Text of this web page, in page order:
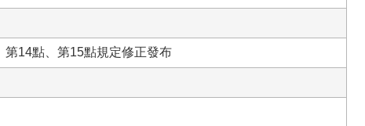
第14點、第15點規定修正發布